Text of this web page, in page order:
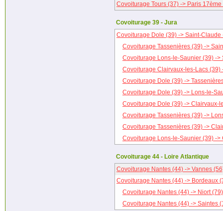
Covoiturage Tours (37) -> Paris
Covoiturage 39 - Jura
Covoiturage Dole (39) -> Saint-Claude
Covoiturage Tassenières (39) ->
Covoiturage Lons-le-Saunier (39) ->
Covoiturage Clairvaux-les-Lacs (39)
Covoiturage Dole (39) ->
Covoiturage Dole (39) -> Lons-le-
Covoiturage Dole (39) -> Clairvaux-
Covoiturage Tassenières (39) ->
Covoiturage Tassenières (39) ->
Covoiturage Lons-le-Saunier (39) ->
Covoiturage 44 - Loire Atlantique
Covoiturage Nantes (44) -> Vannes
Covoiturage Nantes (44) -> Bordeaux
Covoiturage Nantes (44) -> Niort (79)
Covoiturage Nantes (44) -> Saintes